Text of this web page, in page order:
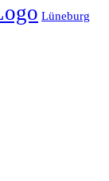
Lüneburg